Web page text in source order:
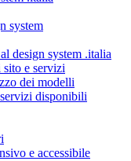
system
design system .italia
e servizi
dei modelli
disponibili
e accessibile